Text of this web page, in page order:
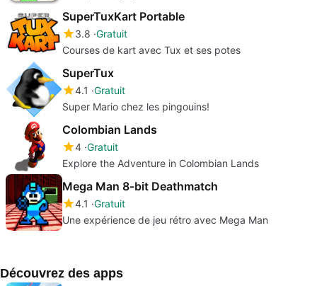
SuperTuxKart Portable
3.8 Gratuit
Courses de kart avec Tux et ses potes
SuperTux
4.1 Gratuit
Super Mario chez les pingouins!
Colombian Lands
4 Gratuit
Explore the Adventure in Colombian Lands
Mega Man 8-bit Deathmatch
4.1 Gratuit
Une expérience de jeu rétro avec Mega Man
Découvrez des apps